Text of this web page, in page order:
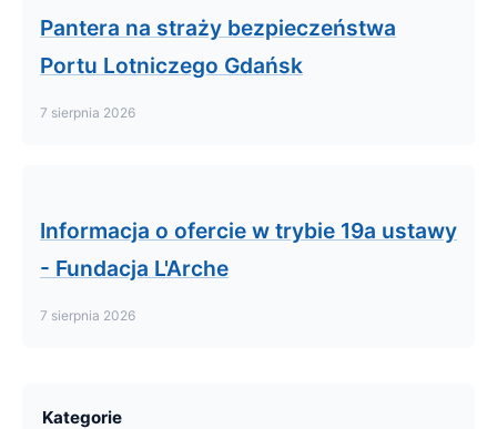
Pantera na straży bezpieczeństwa
Portu Lotniczego Gdańsk
7 sierpnia 2026
Informacja o ofercie w trybie 19a ustawy
- Fundacja L'Arche
7 sierpnia 2026
Kategorie